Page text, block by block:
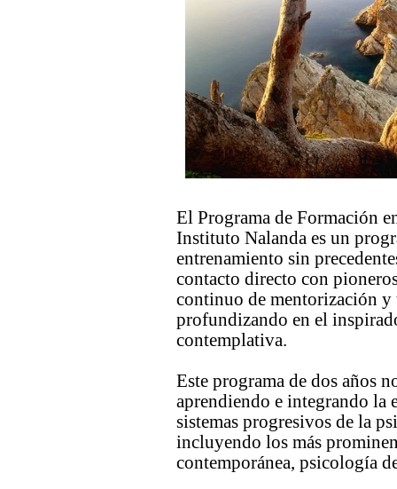
El Programa de Formación
Instituto Nalanda es un
entrenamiento sin
contacto directo con
continuo de mentorización
profundizando en el
contemplativa.
Este programa de dos años
aprendiendo e integrando la
sistemas progresivos de la
incluyendo los más
contemporánea, psicología